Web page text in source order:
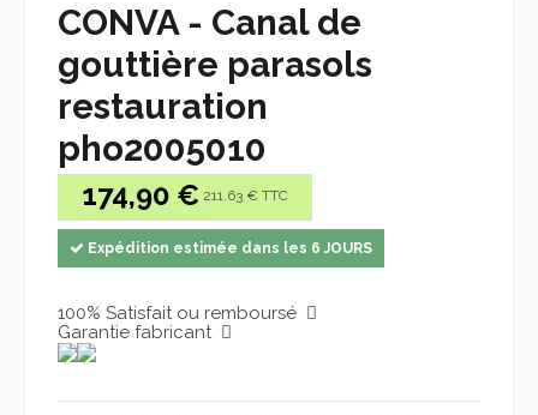
CONVA - Canal de
gouttière parasols
restauration
pho2005010
174,90 € 211.63 € TTC
Expédition estimée dans les 6 JOURS
100% Satisfait ou remboursé
Garantie fabricant